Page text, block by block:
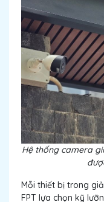
Hệ thống camera
Mỗi thiết bị trong
FPT lựa chọn kỹ